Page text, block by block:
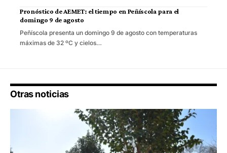
Pronóstico de AEMET: el tiempo en Peñíscola para el
domingo 9 de agosto
Peñíscola presenta un domingo 9 de agosto con temperaturas
máximas de 32 ºC y cielos…
Otras noticias